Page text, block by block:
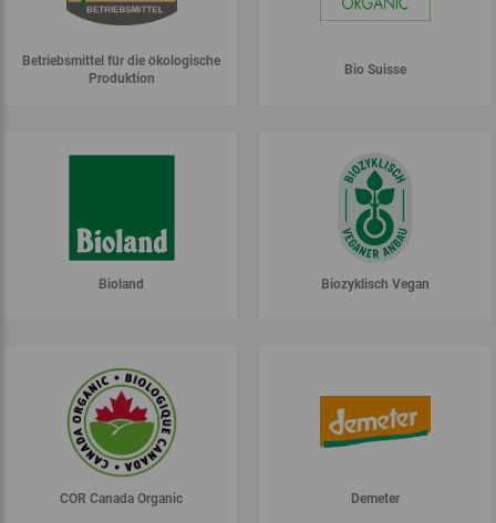
Betriebsmittel für die ökologische
Produktion
Bio Suisse
Bioland Biozyklisch Vegan
COR Canada Organic Demeter